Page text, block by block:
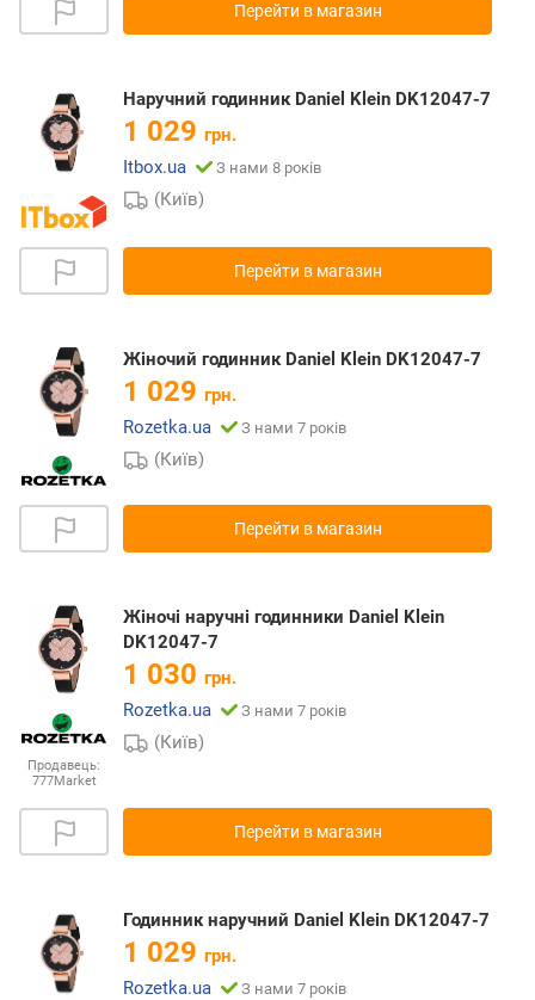
Перейти в магазин
Наручний годинник Daniel Klein DK12047-7
1 029 грн.
Itbox.ua
З нами 8 років
(Київ)
Перейти в магазин
Жіночий годинник Daniel Klein DK12047-7
1 029 грн.
Rozetka.ua
З нами 7 років
(Київ)
Перейти в магазин
Продавець:
777Market
Жіночі наручні годинники Daniel Klein
DK12047-7
1 030 грн.
Rozetka.ua
З нами 7 років
(Київ)
Перейти в магазин
Годинник наручний Daniel Klein DK12047-7
1 029 грн.
Rozetka.ua
З нами 7 років